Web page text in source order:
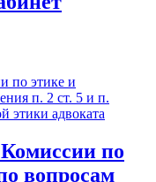
по
вопросам